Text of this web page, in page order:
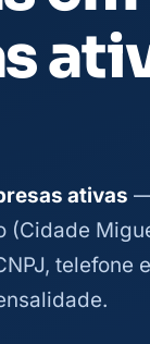
ativas
(Cidade